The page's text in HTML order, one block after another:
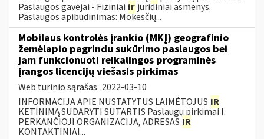
Paslaugos gavėjai - Fiziniai ir juridiniai asmenys.
Paslaugos apibūdinimas: Mokesčių...
Mobilaus kontrolės įrankio (MKĮ) geografinio
žemėlapio pagrindu sukūrimo paslaugos bei
jam funkcionuoti reikalingos programinės
įrangos licencijų viešasis pirkimas
Web turinio sąrašas 2022-03-10
INFORMACIJA APIE NUSTATYTUS LAIMĖTOJUS IR
KETINIMĄ SUDARYTI SUTARTIS Paslaugų pirkimai I.
PERKANČIOJI ORGANIZACIJA, ADRESAS IR
KONTAKTINIAI...